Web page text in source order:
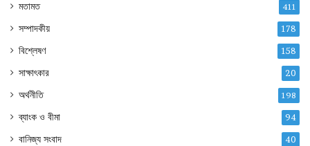
মতামত 411
সম্পাদকীয় 178
বিশ্লেষণ 158
সাক্ষাৎকার 20
অর্থনীতি 198
ব্যাংক ও বীমা 94
বানিজ্য সংবাদ 40